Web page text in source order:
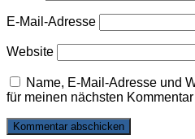
E-Mail-Adresse
Website
Name, E-Mail-Adresse und
für meinen nächsten